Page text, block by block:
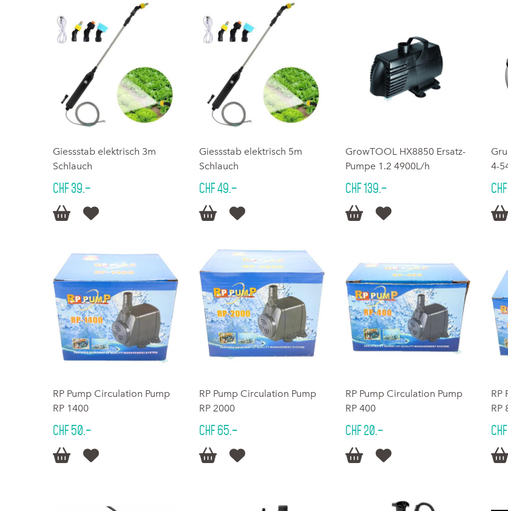
Giessstab elektrisch 3m
Schlauch
CHF 39.–
 
Giessstab elektrisch 5m
Schlauch
CHF 49.–
 
GrowTOOL HX8850 Ersatz-
Pumpe 1.2 4900L/h
CHF 139.–
 
4-
RP Pump Circulation Pump
RP 1400
CHF 50.–
 
RP Pump Circulation Pump
RP 2000
CHF 65.–
 
RP Pump Circulation Pump
RP 400
CHF 20.–
 
RP
RP